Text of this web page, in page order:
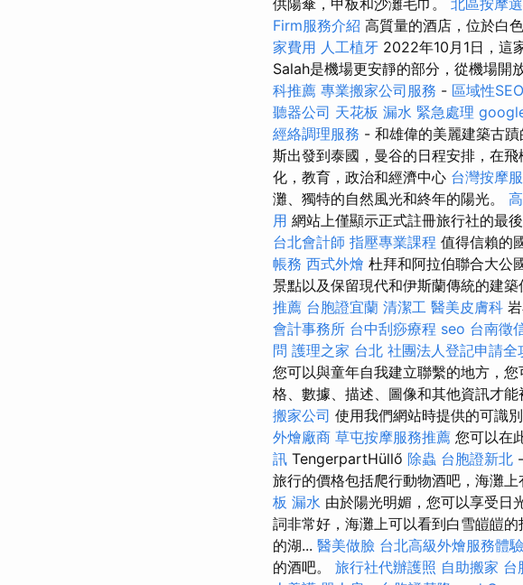
Firm服務介紹 高質量的酒店，位於白
家費用 人工植牙 2022年10月1日，這
Salah是機場更安靜的部分，從機場開
科推薦 專業搬家公司服務 - 區域性
聽器公司 天花板 漏水 緊急處理
經絡調理服務 - 和雄偉的美麗建築古蹟
斯出發到泰國，曼谷的日程安排，在飛
化，教育，政治和經濟中心 台灣按摩
灘、獨特的自然風光和終年的陽光。
用 網站上僅顯示正式註冊旅行社的最
台北會計師 指壓專業課程 值得信賴的
帳務 西式外燴 杜拜和阿拉伯聯合大公
景點以及保留現代和伊斯蘭傳統的建
推薦 台胞證宜蘭 清潔工 醫美皮膚科
會計事務所 台中刮痧療程 seo 台南徵
問 護理之家 台北 社團法人登記申請全
您可以與童年自我建立聯繫的地方，
格、數據、描述、圖像和其他資訊才能
搬家公司 使用我們網站時提供的可識
外燴廠商 草屯按摩服務推薦 您可以在
訊 TengerpartHüllő 除蟲 台胞證新北 -
旅行的價格包括爬行動物酒吧，海灘
板 漏水 由於陽光明媚，您可以享受日
詞非常好，海灘上可以看到白雪皚皚
的湖... 醫美做臉 台北高級外燴服務體驗
的酒吧。 旅行社代辦護照 自助搬家 台